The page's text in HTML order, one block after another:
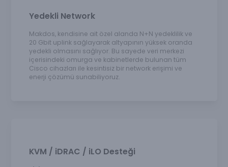
Yedekli Network
Makdos, kendisine ait özel alanda N+N yedeklilik ve
20 Gbit uplink sağlayarak altyapının yüksek oranda
yedekli olmasını sağlıyor. Bu sayede veri merkezi
içerisindeki omurga ve kabinetlerde bulunan tüm
Cisco cihazları ile kesintisiz bir network erişimi ve
enerji çözümü sunabiliyoruz.
KVM / iDRAC / iLO Desteği